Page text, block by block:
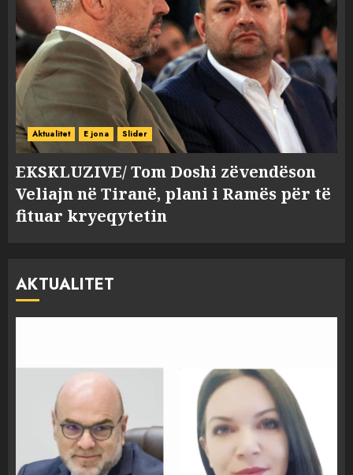
Aktualitet E jona Slider
EKSKLUZIVE/ Tom Doshi zëvendëson
Veliajn në Tiranë, plani i Ramës për të
fituar kryeqytetin
AKTUALITET